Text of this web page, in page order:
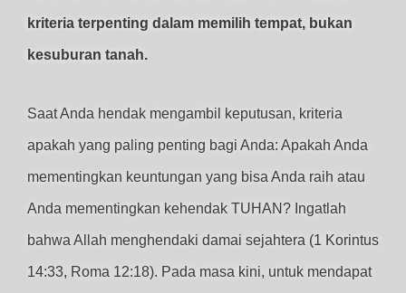
kriteria terpenting dalam memilih tempat, bukan
kesuburan tanah.
Saat Anda hendak mengambil keputusan, kriteria
apakah yang paling penting bagi Anda: Apakah Anda
mementingkan keuntungan yang bisa Anda raih atau
Anda mementingkan kehendak TUHAN? Ingatlah
bahwa Allah menghendaki damai sejahtera (1 Korintus
14:33, Roma 12:18). Pada masa kini, untuk mendapat